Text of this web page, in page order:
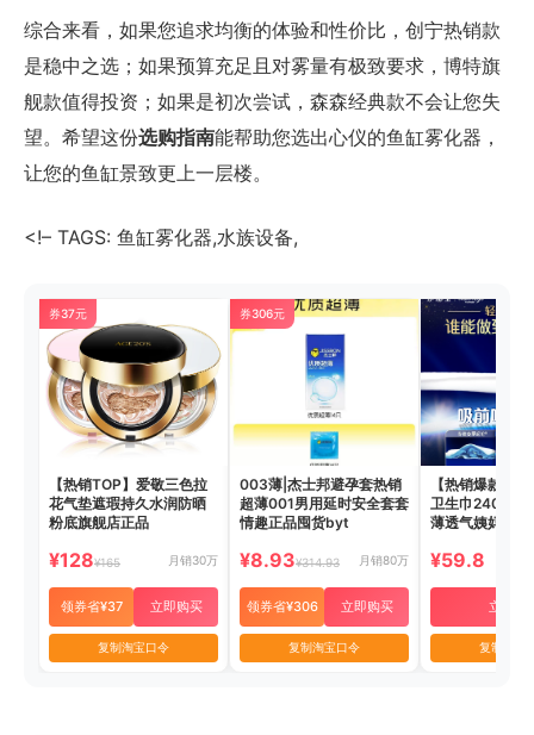
综合来看，如果您追求均衡的体验和性价比，创宁热销款
是稳中之选；如果预算充足且对雾量有极致要求，博特旗
舰款值得投资；如果是初次尝试，森森经典款不会让您失
望。希望这份选购指南能帮助您选出心仪的鱼缸雾化器，
让您的鱼缸景致更上一层楼。
<!– TAGS: 鱼缸雾化器,水族设备,
券37元
【热销TOP】爱敬三色拉
花气垫遮瑕持久水润防晒
粉底旗舰店正品
¥128¥165 月销30万
领券省¥37 立即购买
复制淘宝口令
券306元
003薄|杰士邦避孕套热销
超薄001男用延时安全套套
情趣正品囤货byt
¥8.93¥314.93 月销80万
领券省¥306 立即购买
复制淘宝口令
【热销爆款】
卫生巾240mm
薄透气姨妈巾
¥59.8
立即购
复制淘宝